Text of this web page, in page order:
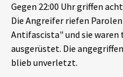
Leipziger Zustände
Schlaglichter
Gegen 22:00 Uhr griffen
Die Angreifer riefen
Antifascista" und sie
ausgerüstet. Die
blieb unverletzt.